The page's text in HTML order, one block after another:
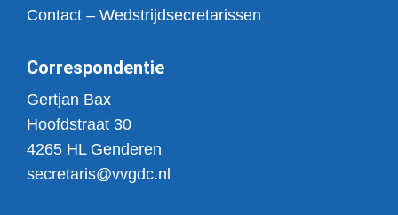
Contact – Wedstrijdsecretarissen
Correspondentie
Gertjan Bax
Hoofdstraat 30
4265 HL Genderen
secretaris@vvgdc.nl